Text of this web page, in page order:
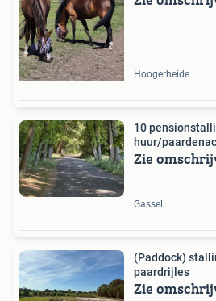
Hoogerheide
10
huur/
Zie
Gassel
(Paddock)
paardrijles
Zie